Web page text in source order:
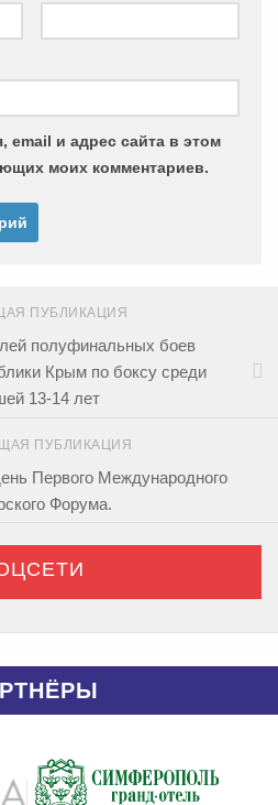
email и адрес сайта в этом
моих комментариев.
ПУБЛИКАЦИЯ
полуфинальных боев
Крым по боксу среди
13-14 лет
ПУБЛИКАЦИЯ
Первого Международного
Форума.